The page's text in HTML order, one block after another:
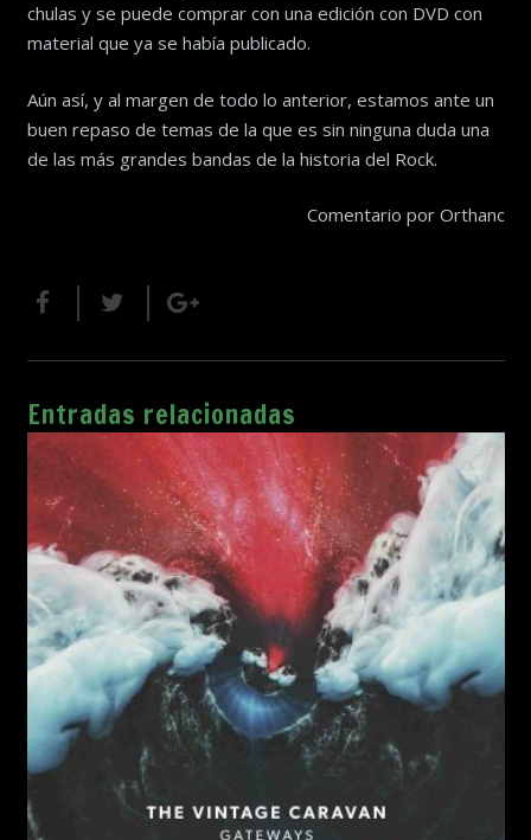
chulas y se puede comprar con una edición con DVD con
material que ya se había publicado.
Aún así, y al margen de todo lo anterior, estamos ante un
buen repaso de temas de la que es sin ninguna duda una
de las más grandes bandas de la historia del Rock.
Comentario por Orthanc
Entradas relacionadas